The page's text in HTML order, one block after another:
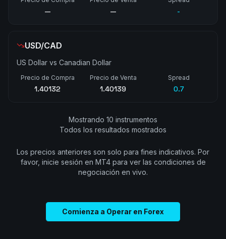
— — -
USD/CAD
US Dollar vs Canadian Dollar
Precio de Compra
1.40133
Precio de Venta
1.40139
Spread
0.6
Mostrando 10 instrumentos
Todos los resultados mostrados
Los precios anteriores son solo para fines indicativos. Por
favor, inicie sesión en MT4 para ver las condiciones de
negociación en vivo.
Comienza a Operar en Forex